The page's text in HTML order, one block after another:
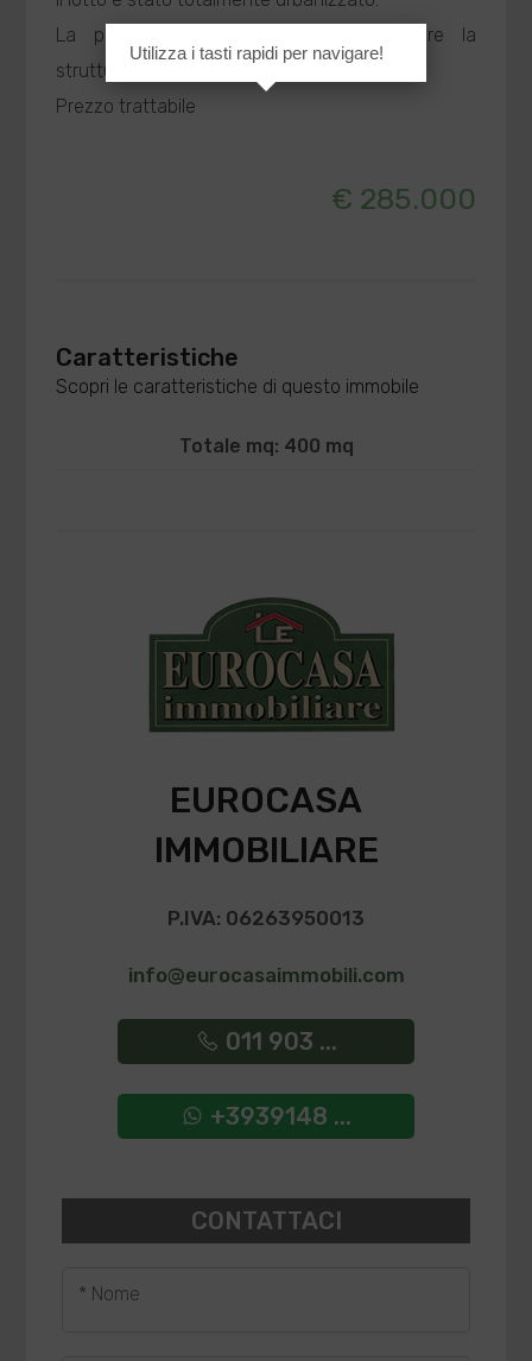
La proprietà è disponibile a completare la
struttura realizzando uffici e servizi.
Prezzo trattabile
€ 285.000
Caratteristiche
Scopri le caratteristiche di questo immobile
Totale mq: 400 mq
EUROCASA
IMMOBILIARE
P.IVA: 06263950013
info@eurocasaimmobili.com
011 903 ...
+3939148 ...
CONTATTACI
* Nome
Utilizza i tasti rapidi per navigare!